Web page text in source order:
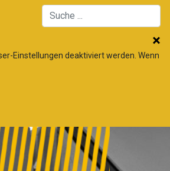
Einstellungen deaktiviert werden. Wenn